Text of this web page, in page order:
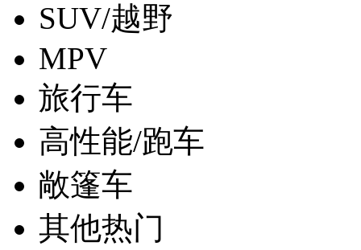
SUV/越野
MPV
旅行车
高性能/跑车
敞篷车
其他热门